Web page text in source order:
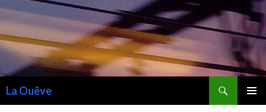
La Ouêve